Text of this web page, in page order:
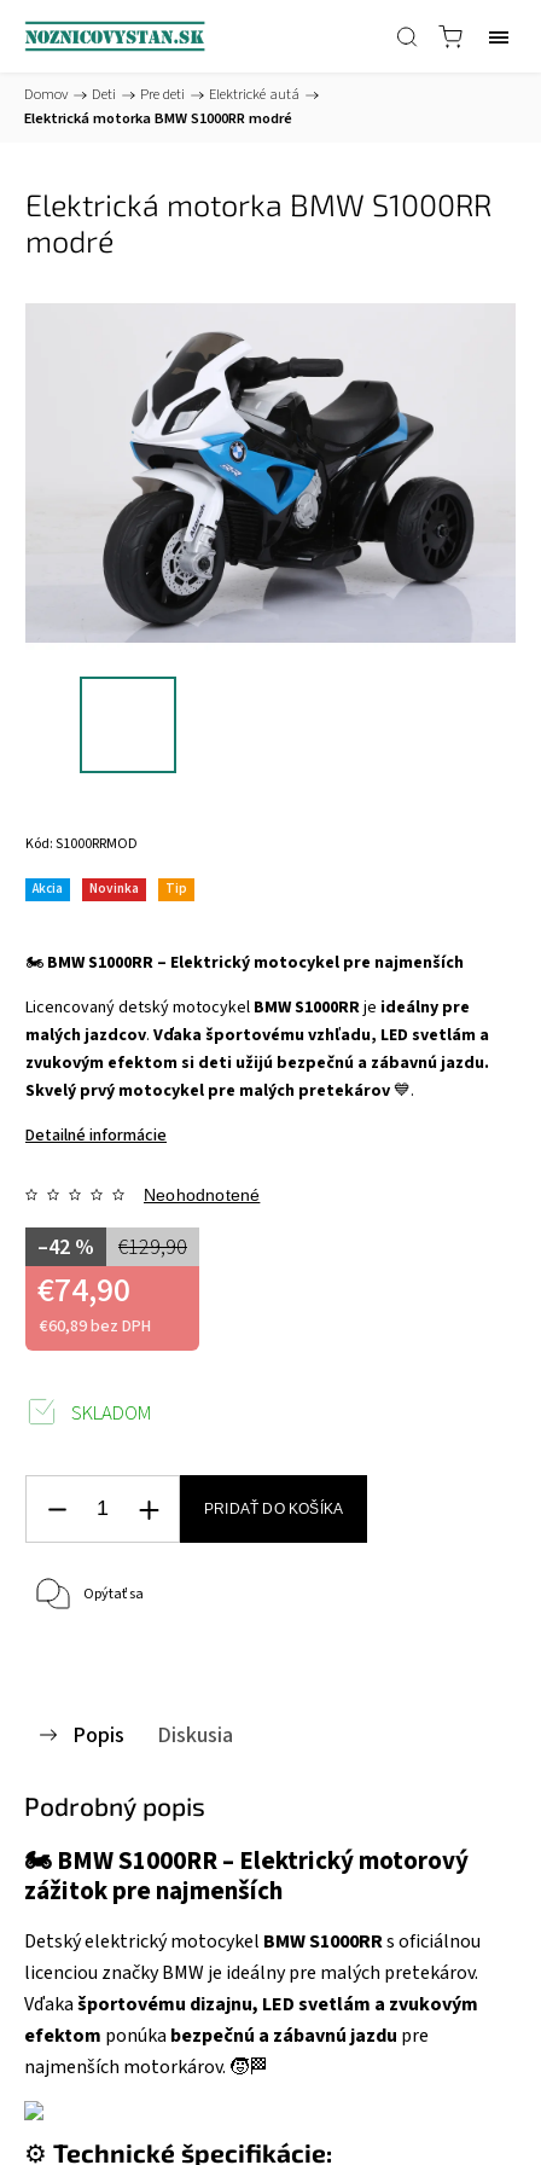
Domov / Deti / Pre deti / Elektrické autá /
Elektrická motorka BMW S1000RR modré
Elektrická motorka BMW S1000RR
modré
Kód:S1000RRMOD
Akcia Novinka Tip
🏍️ BMW S1000RR – Elektrický motocykel pre najmenších
Licencovaný detský motocykel BMW S1000RRje ideálny pre
malých jazdcov. Vďaka športovému vzhľadu, LED svetlám a
zvukovým efektom si deti užijú bezpečnú a zábavnú jazdu.
Skvelý prvý motocykel pre malých pretekárov💙.
Detailné informácie
Neohodnotené
€129,90
–42 %
€74,90
€60,89 bez DPH
SKLADOM
PRIDAŤ DO KOŠÍKA
Opýtať sa
Popis Diskusia
Podrobný popis
🏍️ BMW S1000RR – Elektrický motorový
zážitok pre najmenších
Detský elektrický motocykel BMW S1000RRs oficiálnou
licenciou značky BMW je ideálny pre malých pretekárov.
Vďakašportovému dizajnu, LED svetlám a zvukovým
efektom ponúka bezpečnú a zábavnú jazdu pre
najmenších motorkárov. 🧒🏁
⚙️ Technické špecifikácie: